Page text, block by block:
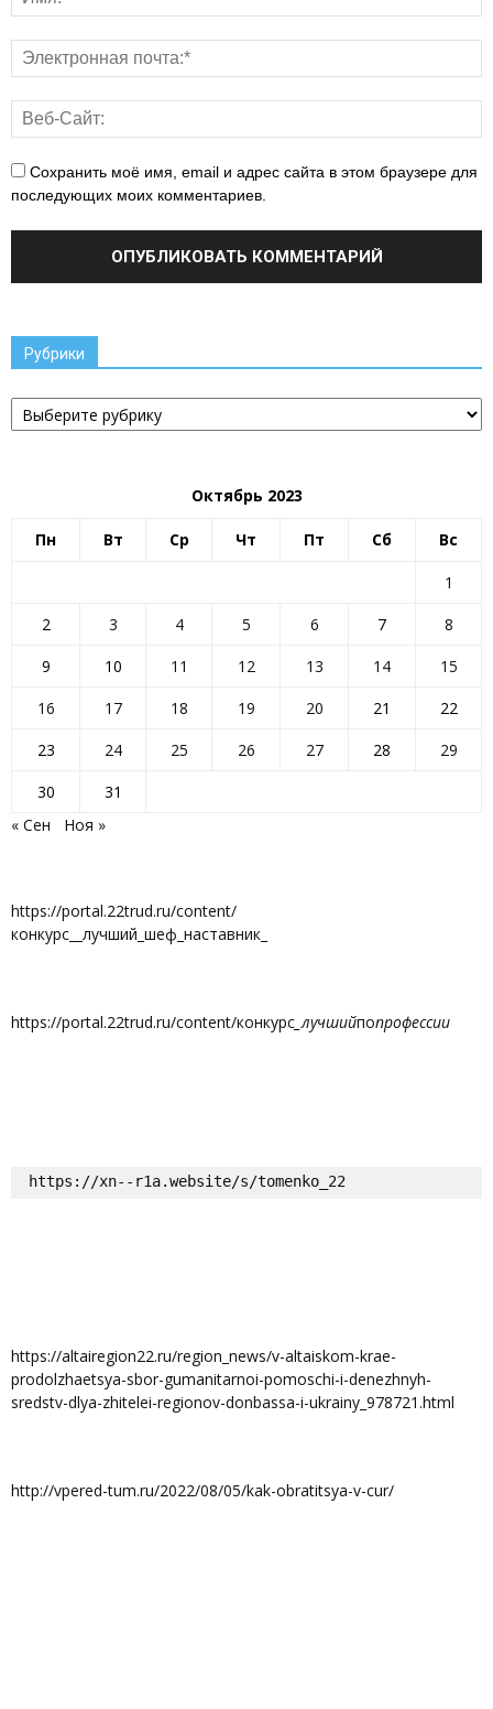
Сохранить моё имя, email и адрес сайта в этом браузере для
последующих моих комментариев.
Рубрики
Рубрики
Октябрь 2023
Пн Вт Ср Чт Пт Сб Вс
1
2
3 4 5 6 7
8
9
10 11 12 13 14
15
16
17 18 19 20 21
22
23
24 25 26 27 28
29
30
31
« Сен
Ноя »
https://portal.22trud.ru/content/
конкурс__лучший_шеф_наставник_
https://portal.22trud.ru/content/конкурс _лучшийпопрофессии
https://xn--r1a.website/s/tomenko_22
https://altairegion22.ru/region_news/v-altaiskom-krae-
prodolzhaetsya-sbor-gumanitarnoi-pomoschi-i-denezhnyh-
sredstv-dlya-zhitelei-regionov-donbassa-i-ukrainy_978721.html
http://vpered-tum.ru/2022/08/05/kak-obratitsya-v-cur/